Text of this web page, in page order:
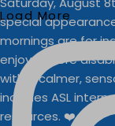
Load More